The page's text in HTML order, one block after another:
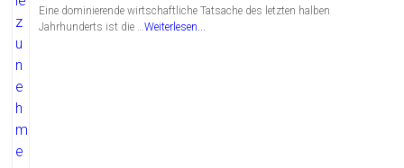
Eine dominierende wirtschaftliche Tatsache des letzten halben
Jahrhunderts ist die …Weiterlesen...